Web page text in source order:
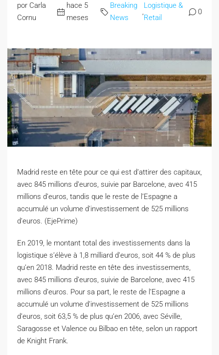
por Carla
Cornu
hace 5
meses
Breaking
News
Logistique &
Retail
0
Madrid reste en tête pour ce qui est d’attirer des capitaux,
avec 845 millions d’euros, suivie par Barcelone, avec 415
millions d’euros, tandis que le reste de l’Espagne a
accumulé un volume d’investissement de 525 millions
d’euros. (EjePrime)
En 2019, le montant total des investissements dans la
logistique s’élève à 1,8 milliard d’euros, soit 44 % de plus
qu’en 2018. Madrid reste en tête des investissements,
avec 845 millions d’euros, suivie de Barcelone, avec 415
millions d’euros. Pour sa part, le reste de l’Espagne a
accumulé un volume d’investissement de 525 millions
d’euros, soit 63,5 % de plus qu’en 2006, avec Séville,
Saragosse et Valence ou Bilbao en tête, selon un rapport
de Knight Frank.